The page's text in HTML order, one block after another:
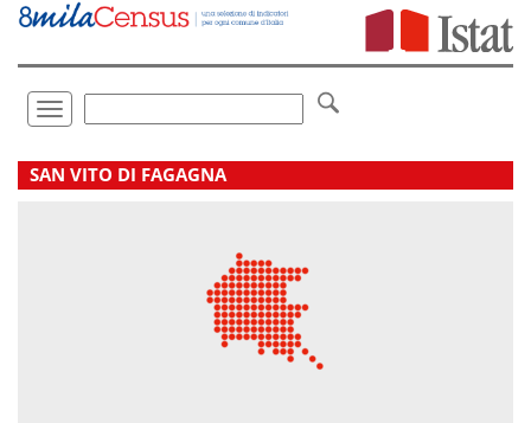
Vai
direttamente
Toggle
navigation
.
SAN VITO DI FAGAGNA